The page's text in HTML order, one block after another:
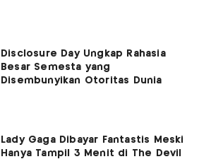
Disclosure Day Ungkap Rahasia
Besar Semesta yang
Disembunyikan Otoritas Dunia
Lady Gaga Dibayar Fantastis Meski
Hanya Tampil 3 Menit di The Devil